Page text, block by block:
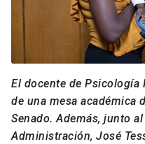
El docente de Psicología
de una mesa académica
Senado. Además, junto
Administración, José